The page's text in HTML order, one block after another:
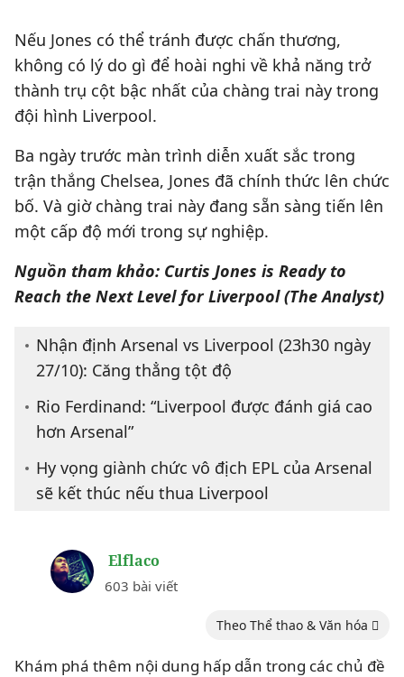
Nếu Jones có thể tránh được chấn thương,
không có lý do gì để hoài nghi về khả năng trở
thành trụ cột bậc nhất của chàng trai này trong
đội hình Liverpool.
Ba ngày trước màn trình diễn xuất sắc trong
trận thắng Chelsea, Jones đã chính thức lên chức
bố. Và giờ chàng trai này đang sẵn sàng tiến lên
một cấp độ mới trong sự nghiệp.
Nguồn tham khảo: Curtis Jones is Ready to
Reach the Next Level for Liverpool (The Analyst)
Nhận định Arsenal vs Liverpool (23h30 ngày
27/10): Căng thẳng tột độ
Rio Ferdinand: “Liverpool được đánh giá cao
hơn Arsenal”
Hy vọng giành chức vô địch EPL của Arsenal
sẽ kết thúc nếu thua Liverpool
Elflaco
603 bài viết
Theo Thể thao & Văn hóa
Khám phá thêm nội dung hấp dẫn trong các chủ đề